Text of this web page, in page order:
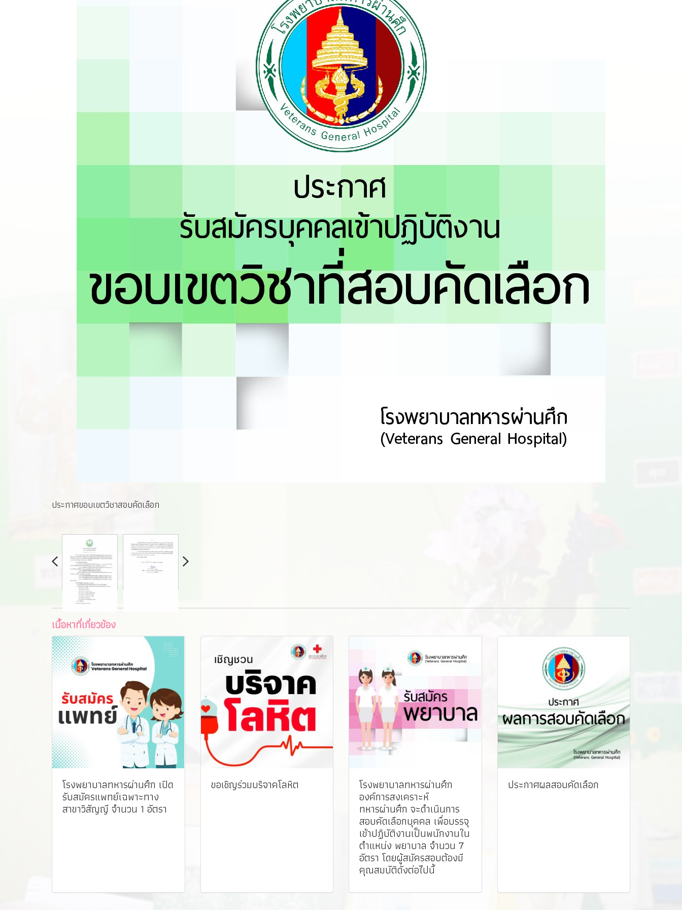
ประกาศขอบเขตวิชาสอบคัดเลือก
เนื้อหาที่เกี่ยวข้อง
โรงพยาบาลทหารผ่านศึก เปิด
รับสมัครแพทย์เฉพาะทาง
สาขาวิสัญญี จำนวน 1 อัตรา
ขอเชิญร่วมบริจาคโลหิต โรงพยาบาลทหารผ่านศึก
องค์การสงเคราะห์
ทหารผ่านศึก จะดำเนินการ
สอบคัดเลือกบุคคล เพื่อบรรจุ
เข้าปฏิบัติงานเป็นพนักงานใน
ตำแหน่ง พยาบาล จำนวน 7
อัตรา โดยผู้สมัครสอบต้องมี
คุณสมบัติดังต่อไปนี้
ประกาศผลสอบคัดเลือก